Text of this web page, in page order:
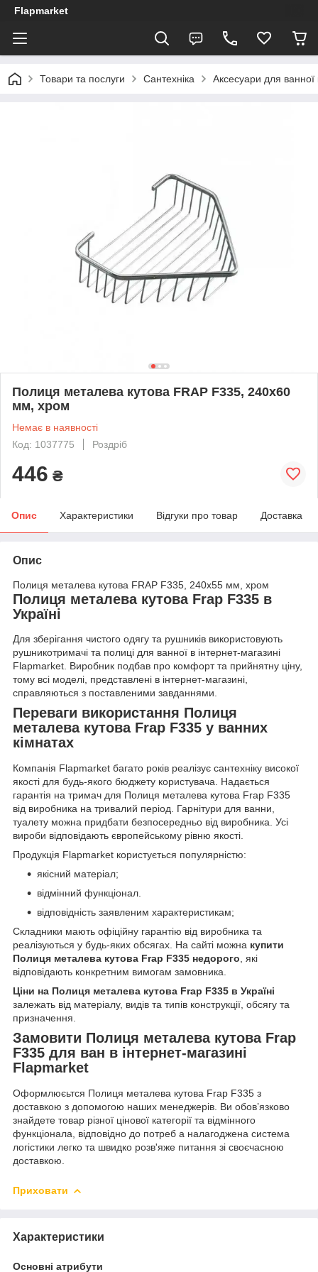
Flapmarket
Товари та послуги Сантехніка Аксесуари для ванної
Полиця металева кутова FRAP F335, 240х60
мм, хром
Немає в наявності
Код: 1037775
Роздріб
446 ₴
Опис Характеристики Відгуки про товар Доставка
Опис
Полиця металева кутова FRAP F335, 240х55 мм, хром
Полиця металева кутова Frap F335 в
Україні
Для зберігання чистого одягу та рушників використовують
рушникотримачі та полиці для ванної в інтернет-магазині
Flapmarket. Виробник подбав про комфорт та прийнятну ціну,
тому всі моделі, представлені в інтернет-магазині,
справляються з поставленими завданнями.
Переваги використання Полиця
металева кутова Frap F335 у ванних
кімнатах
Компанія Flapmarket багато років реалізує сантехніку високої
якості для будь-якого бюджету користувача. Надається
гарантія на тримач для Полиця металева кутова Frap F335
від виробника на тривалий період. Гарнітури для ванни,
туалету можна придбати безпосередньо від виробника. Усі
вироби відповідають європейському рівню якості.
Продукція Flapmarket користується популярністю:
якісний матеріал;
відмінний функціонал.
відповідність заявленим характеристикам;
Складники мають офіційну гарантію від виробника та
реалізуються у будь-яких обсягах. На сайті можна купити
Полиця металева кутова Frap F335 недорого , які
відповідають конкретним вимогам замовника.
Ціни на Полиця металева кутова Frap F335 в Україні
залежать від матеріалу, видів та типів конструкції, обсягу та
призначення.
Замовити Полиця металева кутова Frap
F335 для ван в інтернет-магазині
Flapmarket
Оформлюєьтся Полиця металева кутова Frap F335 з
доставкою з допомогою наших менеджерів. Ви обов’язково
знайдете товар різної цінової категорії та відмінного
функціонала, відповідно до потреб а налагоджена система
логістики легко та швидко розв'яже питання зі своєчасною
доставкою.
Приховати
Характеристики
Основні атрибути